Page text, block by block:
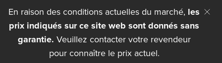
En raison des conditions actuelles du marché, les
prix indiqués sur ce site web sont donnés sans
garantie. Veuillez contacter votre revendeur
pour connaître le prix actuel.